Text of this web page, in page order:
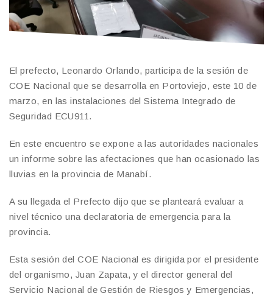
El prefecto, Leonardo Orlando, participa de la sesión de
COE Nacional que se desarrolla en Portoviejo, este 10 de
marzo, en las instalaciones del Sistema Integrado de
Seguridad ECU911.
En este encuentro se expone a las autoridades nacionales
un informe sobre las afectaciones que han ocasionado las
lluvias en la provincia de Manabí.
A su llegada el Prefecto dijo que se planteará evaluar a
nivel técnico una declaratoria de emergencia para la
provincia.
Esta sesión del COE Nacional es dirigida por el presidente
del organismo, Juan Zapata, y el director general del
Servicio Nacional de Gestión de Riesgos y Emergencias,